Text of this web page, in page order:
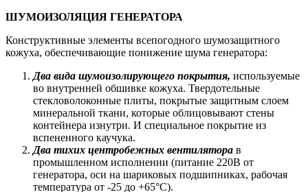
ШУМОИЗОЛЯЦИЯ ГЕНЕРАТОРА
Конструктивные элементы всепогодного шумозащитного
кожуха, обеспечивающие понижение шума генератора:
Два вида шумоизолирующего покрытия, используемые
во внутренней обшивке кожуха. Твердотельные
стекловолоконные плиты, покрытые защитным слоем
минеральной ткани, которые облицовывают стены
контейнера изнутри. И специальное покрытие из
вспененного каучука.
Два тихих центробежных вентилятора в
промышленном исполнении (питание 220В от
генератора, оси на шариковых подшипниках, рабочая
температура от -25 до +65°C).